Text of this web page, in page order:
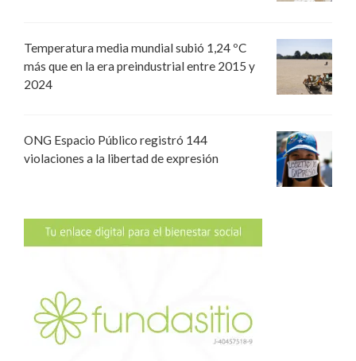
Temperatura media mundial subió 1,24 ºC
más que en la era preindustrial entre 2015 y
2024
ONG Espacio Público registró 144
violaciones a la libertad de expresión